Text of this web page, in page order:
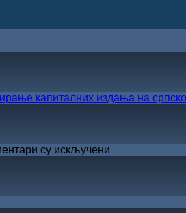
капиталних издања на
су искључени
ЖИЧКЕ
ХРИСОВУЉЕ